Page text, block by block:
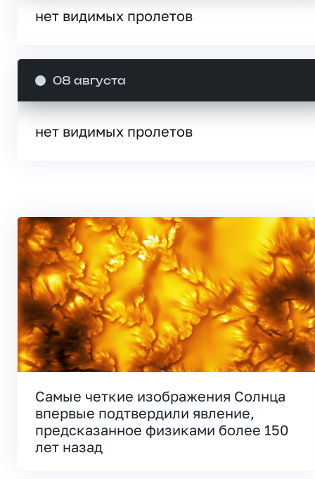
нет видимых пролетов
08 августа
нет видимых пролетов
Самые четкие изображения Солнца
впервые подтвердили явление,
предсказанное физиками более 150
лет назад